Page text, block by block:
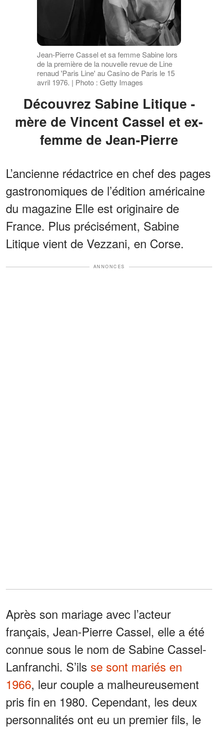
Jean-Pierre Cassel et sa femme Sabine lors
de la première de la nouvelle revue de Line
renaud 'Paris Line' au Casino de Paris le 15
avril 1976. | Photo : Getty Images
Découvrez Sabine Litique -
mère de Vincent Cassel et ex-
femme de Jean-Pierre
L’ancienne rédactrice en chef des pages
gastronomiques de l’édition américaine
du magazine Elle est originaire de
France. Plus précisément, Sabine
Litique vient de Vezzani, en Corse.
ANNONCES
Après son mariage avec l’acteur
français, Jean-Pierre Cassel, elle a été
connue sous le nom de Sabine Cassel-
Lanfranchi. S’ils se sont mariés en
1966, leur couple a malheureusement
pris fin en 1980. Cependant, les deux
personnalités ont eu un premier fils, le